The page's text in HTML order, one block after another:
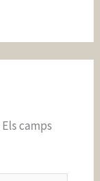
Els camps